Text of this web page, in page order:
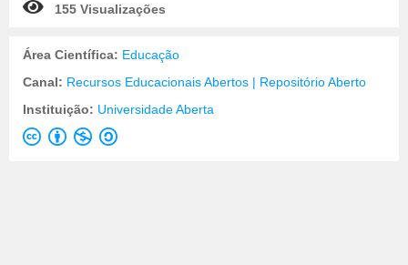
155 Visualizações
Área Científica: Educação
Canal: Recursos Educacionais Abertos | Repositório Aberto
Instituição: Universidade Aberta